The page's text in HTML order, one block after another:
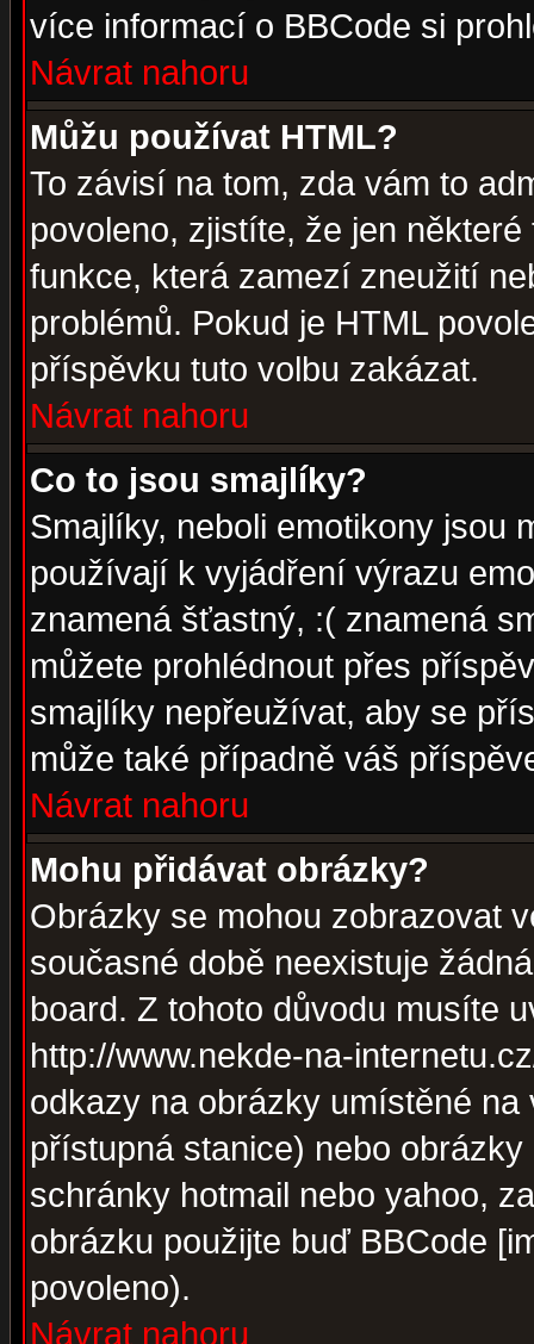
více informací o BBCode si
Návrat nahoru
Můžu používat HTML?
To závisí na tom, zda vám to
povoleno, zjistíte, že jen
funkce, která zamezí zneužití
problémů. Pokud je HTML
příspěvku tuto volbu zakázat.
Návrat nahoru
Co to jsou smajlíky?
Smajlíky, neboli emotikony jsou
používají k vyjádření výrazu
znamená šťastný, :( znamená
můžete prohlédnout přes
smajlíky nepřeužívat, aby se
může také případně váš
Návrat nahoru
Mohu přidávat obrázky?
Obrázky se mohou zobrazovat
současné době neexistuje
board. Z tohoto důvodu musíte
http://www.nekde-na-
odkazy na obrázky umístěné
přístupná stanice) nebo
schránky hotmail nebo yahoo,
obrázku použijte buď BBCode
povoleno).
Návrat nahoru